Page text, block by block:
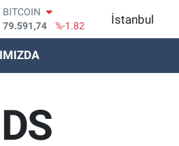
DOLAR
45,43620
%0.02
53,38690
STERLİN
6862,09000
BİST100
14.598,00
İstanbul